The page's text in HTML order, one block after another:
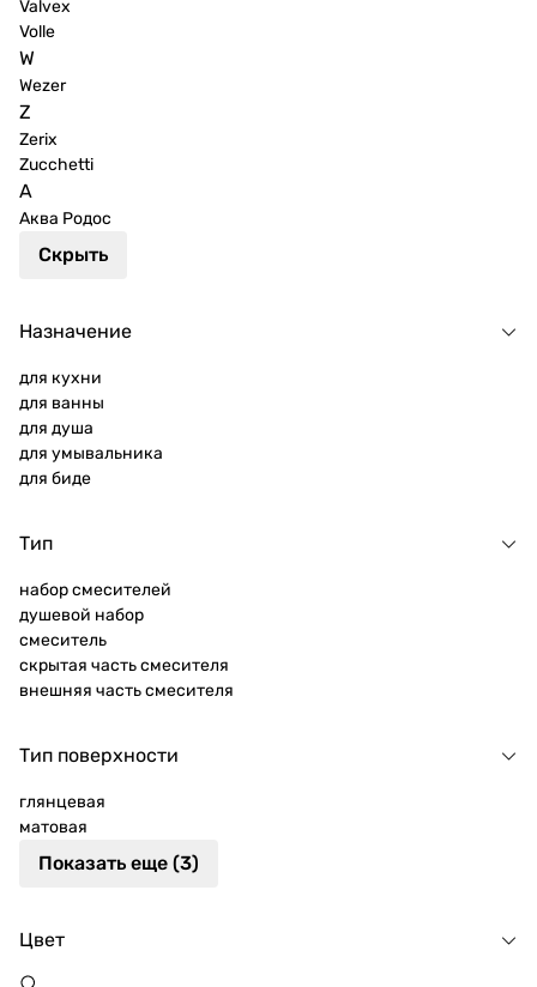
Valvex
Volle
W
Wezer
Z
Zerix
Zucchetti
А
Аква Родос
Скрыть
Назначение
для кухни
для ванны
для душа
для умывальника
для биде
Тип
набор смесителей
душевой набор
смеситель
скрытая часть смесителя
внешняя часть смесителя
Тип поверхности
глянцевая
матовая
Показать еще (3)
Цвет